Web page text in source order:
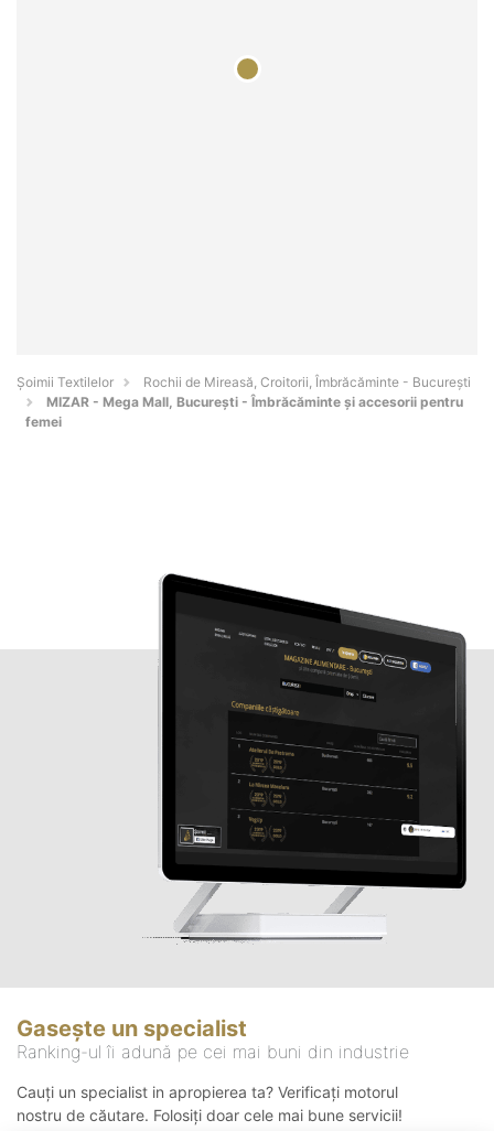
Șoimii Textilelor
Rochii de Mireasă, Croitorii, Îmbrăcăminte - Bucureşti
MIZAR - Mega Mall, București - Îmbrăcăminte și accesorii pentru
femei
Gasește un specialist
Ranking-ul îi adună pe cei mai buni din industrie
Cauți un specialist in apropierea ta? Verificați motorul
nostru de căutare. Folosiți doar cele mai bune servicii!